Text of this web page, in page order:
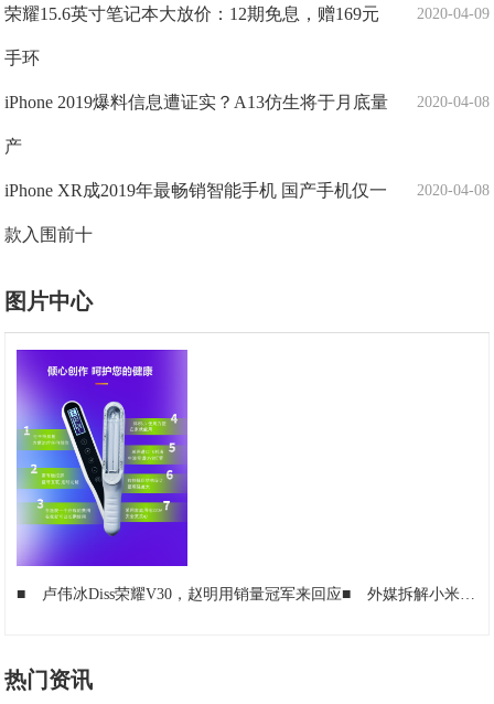
2020-04-09
荣耀15.6英寸笔记本大放价：12期免息，赠169元
手环
2020-04-08
iPhone 2019爆料信息遭证实？A13仿生将于月底量
产
2020-04-08
iPhone XR成2019年最畅销智能手机 国产手机仅一
款入围前十
图片中心
■ 卢伟冰Diss荣耀V30，赵明用销量冠军来回应■ 外媒拆解小米10 256GB，确认成本为3085元
热门资讯